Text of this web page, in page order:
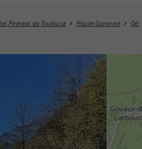
Pirineos de Toulouse Haute-Garonne Oô